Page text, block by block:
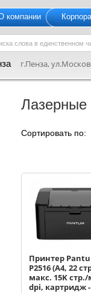
компании
г.Пенза,
Лазерные
Сортировать
Принтер
P2516 (A4, 22
макс. 15K стр./
dpi, картридж -